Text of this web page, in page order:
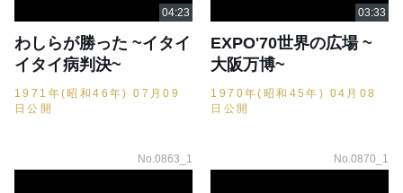
わしらが勝った ~イタイ
イタイ病判決~
1971年(昭和46年) 07月09
日公開
EXPO'70世界の広場 ~
大阪万博~
1970年(昭和45年) 04月08
日公開
No.0863_1 No.0870_1